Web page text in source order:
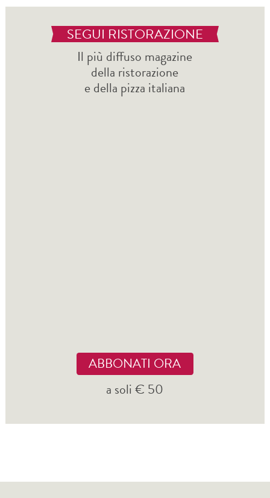
SEGUI RISTORAZIONE
Il più diffuso magazine
della ristorazione
e della pizza italiana
ABBONATI ORA
a soli € 50